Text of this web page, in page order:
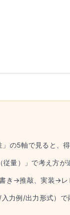
の5軸で見ると、
量）」で考え方が
き→推敲、実装→レ
力例/出力形式）